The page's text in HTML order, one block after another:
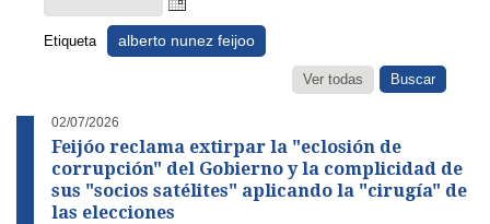
Etiqueta alberto nunez feijoo
Ver todas
02/07/2026
Feijóo reclama extirpar la "eclosión de
corrupción" del Gobierno y la complicidad de
sus "socios satélites" aplicando la "cirugía" de
las elecciones